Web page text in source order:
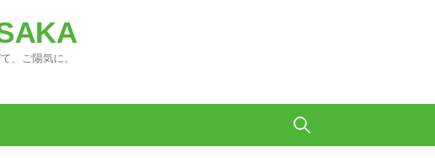
。趣味の話題も織り交ぜて、ご陽気に。
検